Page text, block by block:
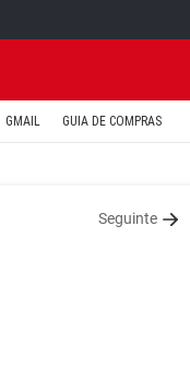
GMAIL GUIA DE COMPRAS
Seguinte